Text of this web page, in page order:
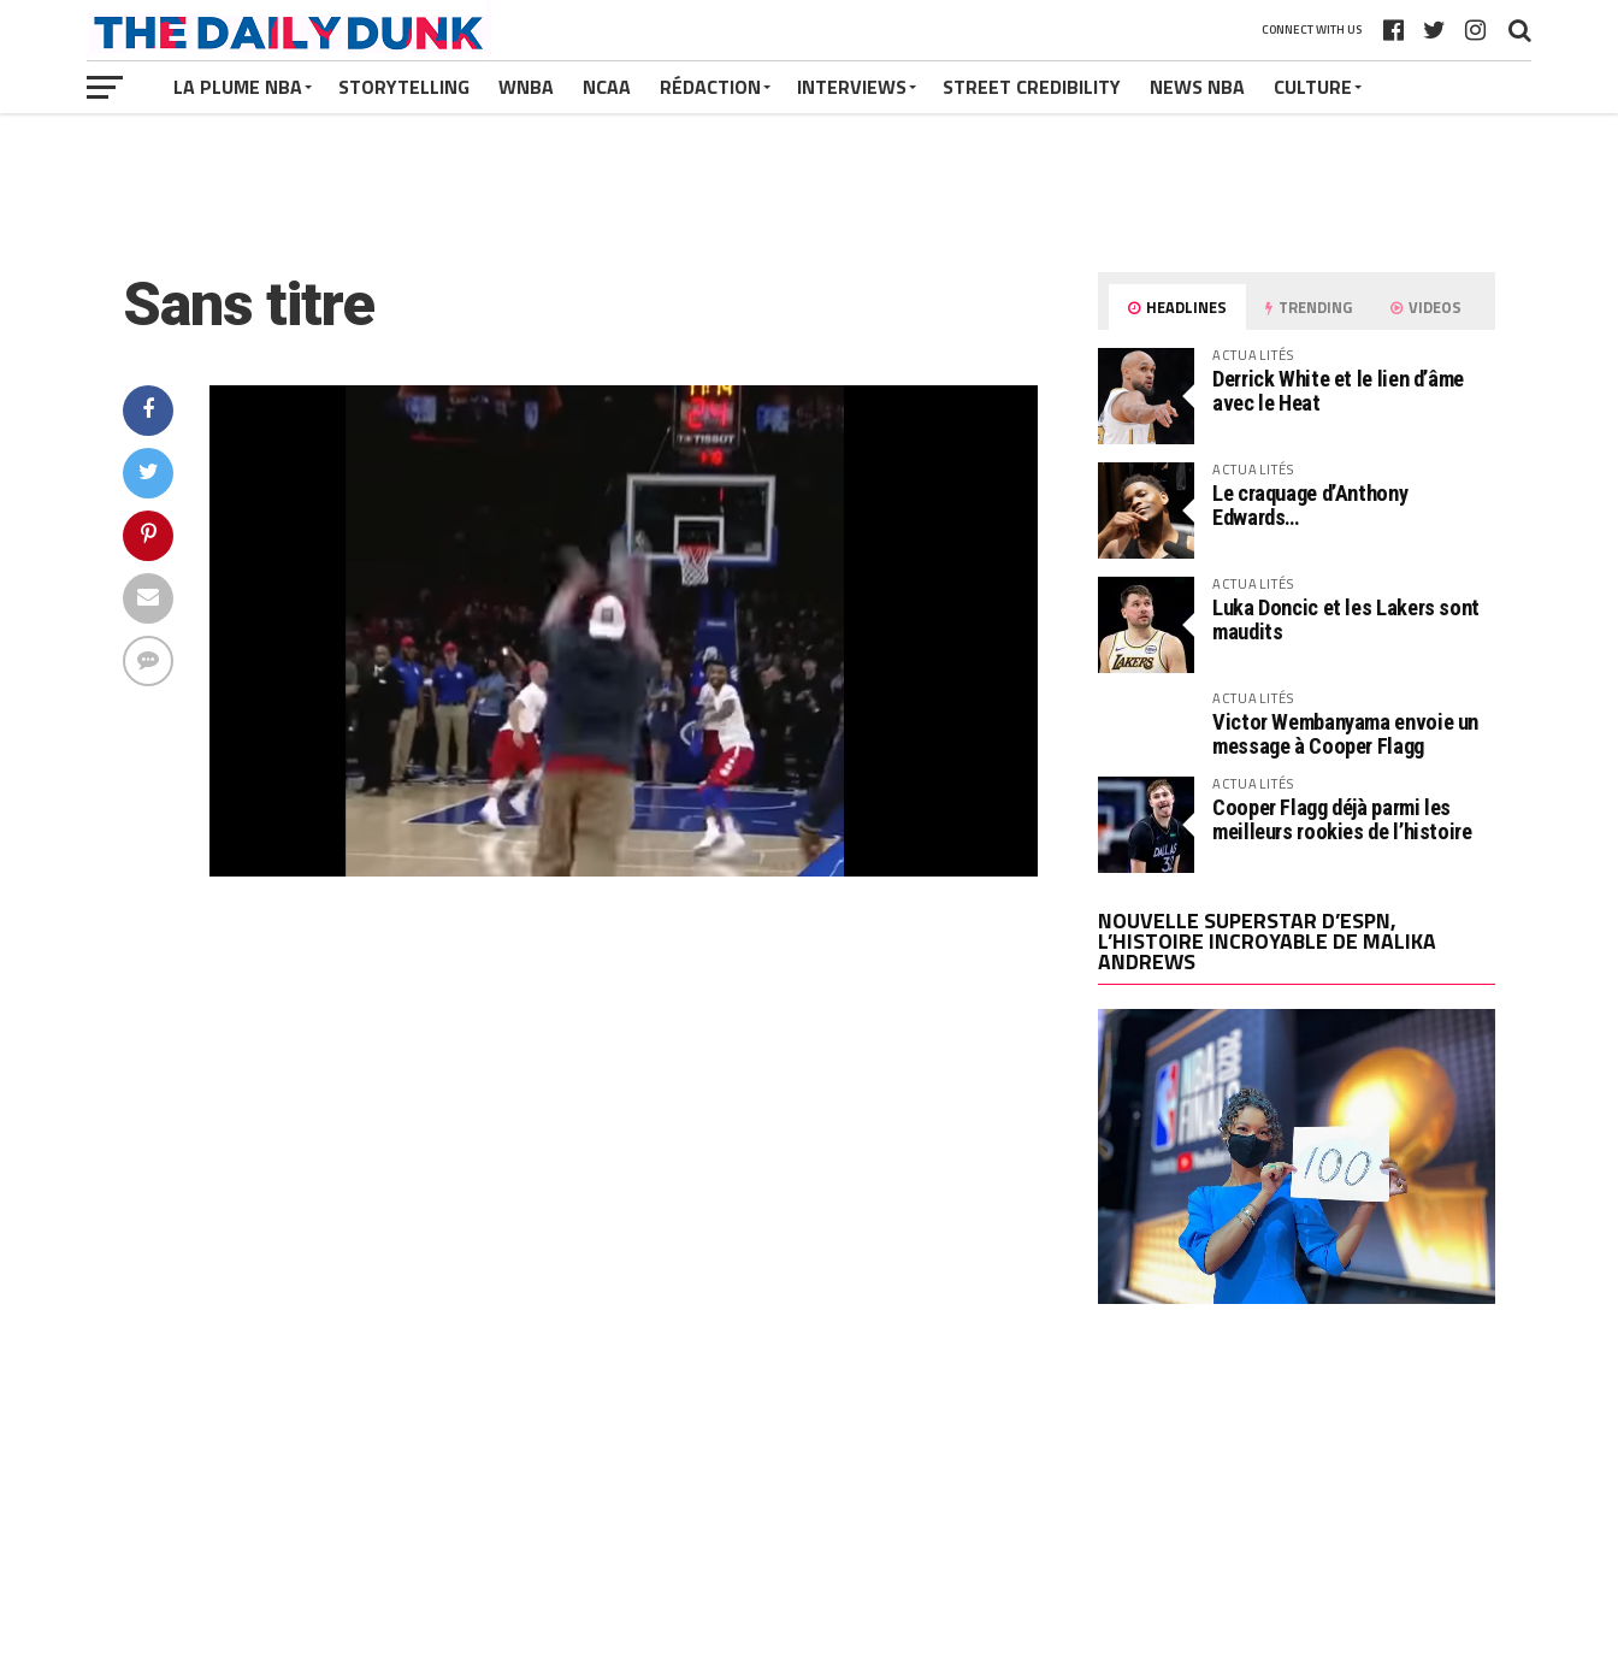
CONNECT WITH US
LA PLUME NBA STORYTELLING WNBA NCAA RÉDACTION INTERVIEWS STREET CREDIBILITY NEWS NBA CULTURE
Sans titre HEADLINES TRENDING VIDEOS
ACTUALITÉS
Derrick White et le lien d’âme
avec le Heat
ACTUALITÉS
Le craquage d’Anthony
Edwards…
ACTUALITÉS
Luka Doncic et les Lakers sont
maudits
ACTUALITÉS
Victor Wembanyama envoie un
message à Cooper Flagg
ACTUALITÉS
Cooper Flagg déjà parmi les
meilleurs rookies de l’histoire
NOUVELLE SUPERSTAR D’ESPN,
L’HISTOIRE INCROYABLE DE MALIKA
ANDREWS